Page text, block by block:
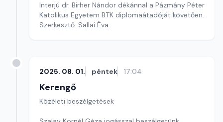
Interjú dr. Birher Nándor dékánnal a Pázmány Péter
Katolikus Egyetem BTK diplomaátadóját követően.
Szerkesztő: Sallai Éva
2025. 08. 01. péntek 17:04
Kerengő
Közéleti beszélgetések